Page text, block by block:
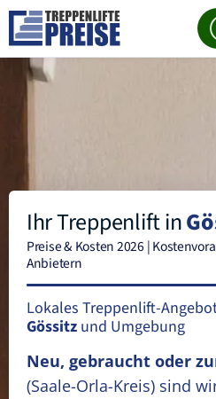
Ihr Treppenlift in
Preise & Kosten 2026 |
Anbietern
Lokales Treppenlift-
Gössitz und Umgebung
Neu, gebraucht oder
(Saale-Orla-Kreis) sind